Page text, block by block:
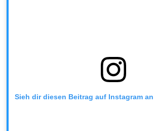
Sieh dir diesen Beitrag auf Instagram an